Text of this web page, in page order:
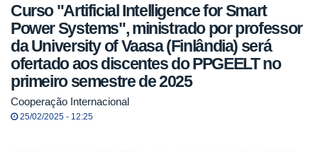
Curso "Artificial Intelligence for Smart
Power Systems", ministrado por professor
da University of Vaasa (Finlândia) será
ofertado aos discentes do PPGEELT no
primeiro semestre de 2025
Cooperação Internacional
25/02/2025 - 12:25